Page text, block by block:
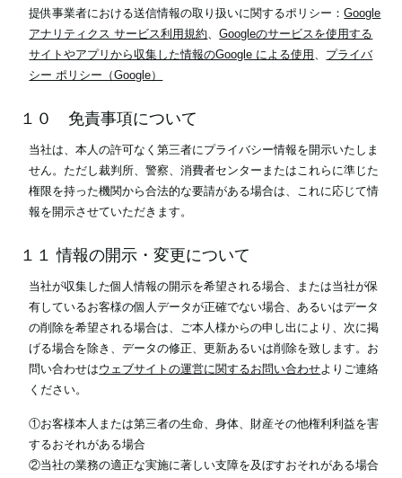
提供事業者における送信情報の取り扱いに関するポリシー：Google
アナリティクス サービス利用規約、Googleのサービスを使用する
サイトやアプリから収集した情報のGoogle による使用 、 プライバ
シー ポリシー（Google）
１０ 免責事項について
当社は、本人の許可なく第三者にプライバシー情報を開示いたしま
せん。ただし裁判所、警察、消費者センターまたはこれらに準じた
権限を持った機関から合法的な要請がある場合は、これに応じて情
報を開示させていただきます。
１１ 情報の開示・変更について
当社が収集した個人情報の開示を希望される場合、または当社が保
有しているお客様の個人データが正確でない場合、あるいはデータ
の削除を希望される場合は、ご本人様からの申し出により、次に掲
げる場合を除き、データの修正、更新あるいは削除を致します。お
問い合わせはウェブサイトの運営に関するお問い合わせよりご連絡
ください。
①お客様本人または第三者の生命、身体、財産その他権利利益を害
するおそれがある場合
②当社の業務の適正な実施に著しい支障を及ぼすおそれがある場合